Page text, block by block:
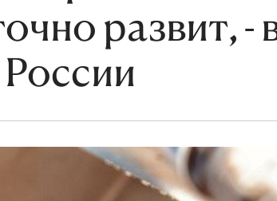
развит, -